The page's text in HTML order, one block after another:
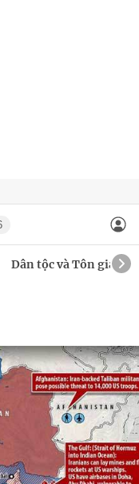
Dân tộc và Tôn giáo